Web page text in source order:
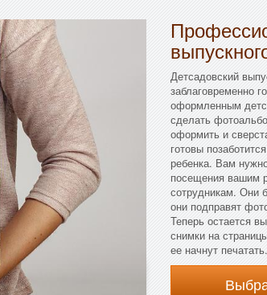
Детсадовский
заблаговременно
оформленным
сделать
оформить и
готовы
ребенка. Вам
посещения вашим
сотрудникам. Они
они подправят
Теперь остается
снимки на
ее начнут печатать.